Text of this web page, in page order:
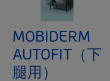
MOBIDERM
AUTOFIT（下
腿用）